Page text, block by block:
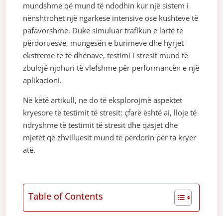
mundshme që mund të ndodhin kur një sistem i
nënshtrohet një ngarkese intensive ose kushteve të
pafavorshme. Duke simuluar trafikun e lartë të
përdoruesve, mungesën e burimeve dhe hyrjet
ekstreme të të dhënave, testimi i stresit mund të
zbulojë njohuri të vlefshme për performancën e një
aplikacioni.
Në këtë artikull, ne do të eksplorojmë aspektet
kryesore të testimit të stresit: çfarë është ai, lloje të
ndryshme të testimit të stresit dhe qasjet dhe
mjetet që zhvilluesit mund të përdorin për ta kryer
atë.
Table of Contents